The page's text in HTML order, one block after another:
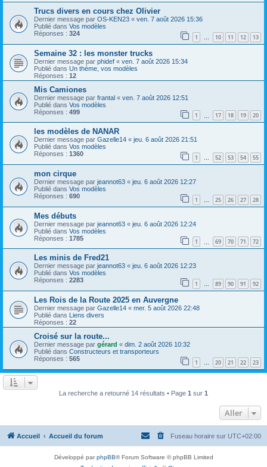
Trucs divers en cours chez Olivier
Dernier message par OS-KEN23 « ven. 7 août 2026 15:36
Publié dans Vos modèles
Réponses : 324 1 … 10 11 12 13
Semaine 32 : les monster trucks
Dernier message par phidef « ven. 7 août 2026 15:34
Publié dans Un thème, vos modèles
Réponses : 12
Mis Camiones
Dernier message par frantal « ven. 7 août 2026 12:51
Publié dans Vos modèles
Réponses : 499 1 17 18 19 20
les modèles de NANAR
Dernier message par Gazelle14 « jeu. 6 août 2026 21:51
Publié dans Vos modèles
Réponses : 1360 1 … 52 53 54 55
mon cirque
Dernier message par jeannot63 « jeu. 6 août 2026 12:27
Publié dans Vos modèles
Réponses : 690 1 … 25 26 27 28
Mes débuts
Dernier message par jeannot63 « jeu. 6 août 2026 12:24
Publié dans Vos modèles
Réponses : 1785 1 69 70 71 72
Les minis de Fred21
Dernier message par jeannot63 « jeu. 6 août 2026 12:23
Publié dans Vos modèles
Réponses : 2283 1 … 89 90 91 92
Les Rois de la Route 2025 en Auvergne
Dernier message par Gazelle14 « mer. 5 août 2026 22:48
Publié dans Liens divers
Réponses : 22
Croisé sur la route...
Dernier message par gérard « dim. 2 août 2026 10:32
Publié dans Constructeurs et transporteurs
Réponses : 565 1 … 20 21 22 23
La recherche a retourné 14 résultats • Page 1 sur 1
Aller
Accueil Accueil du forum Fuseau horaire sur UTC+02:00
Développé parphpBB® Forum Software © phpBB Limited